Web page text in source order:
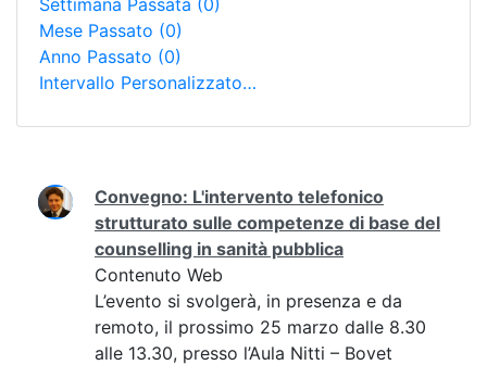
Settimana Passata (0)
Mese Passato (0)
Anno Passato (0)
Intervallo Personalizzato…
Ricerca
Convegno: L'intervento telefonico
strutturato sulle competenze di base del
counselling in sanità pubblica
Contenuto Web
L’evento si svolgerà, in presenza e da
remoto, il prossimo 25 marzo dalle 8.30
alle 13.30, presso l’Aula Nitti – Bovet